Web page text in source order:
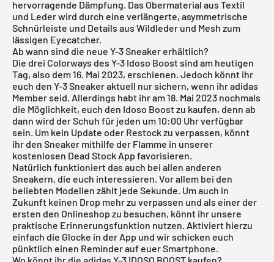
hervorragende Dämpfung. Das Obermaterial aus Textil
und Leder wird durch eine verlängerte, asymmetrische
Schnürleiste und Details aus Wildleder und Mesh zum
lässigen Eyecatcher.
Ab wann sind die neue Y-3 Sneaker erhältlich?
Die drei Colorways des Y-3 Idoso Boost sind am heutigen
Tag, also dem 16. Mai 2023, erschienen. Jedoch könnt ihr
euch den Y-3 Sneaker aktuell nur sichern, wenn ihr adidas
Member seid. Allerdings habt ihr am 18. Mai 2023 nochmals
die Möglichkeit, euch den Idoso Boost zu kaufen, denn ab
dann wird der Schuh für jeden um 10:00 Uhr verfügbar
sein. Um kein Update oder Restock zu verpassen, könnt
ihr den Sneaker mithilfe der Flamme in unserer
kostenlosen Dead Stock App favorisieren.
Natürlich funktioniert das auch bei allen anderen
Sneakern, die euch interessieren. Vor allem bei den
beliebten Modellen zählt jede Sekunde. Um auch in
Zukunft keinen Drop mehr zu verpassen und als einer der
ersten den Onlineshop zu besuchen, könnt ihr unsere
praktische Erinnerungsfunktion nutzen. Aktiviert hierzu
einfach die Glocke in der App und wir schicken euch
pünktlich einen Reminder auf euer Smartphone.